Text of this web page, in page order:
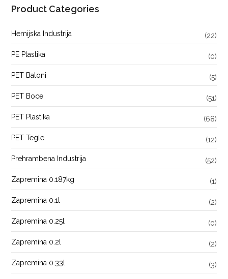
Product Categories
Hemijska Industrija (22)
PE Plastika (0)
PET Baloni (5)
PET Boce (51)
PET Plastika (68)
PET Tegle (12)
Prehrambena Industrija (52)
Zapremina 0.187kg (1)
Zapremina 0.1l (2)
Zapremina 0.25l (0)
Zapremina 0.2l (2)
Zapremina 0.33l (3)